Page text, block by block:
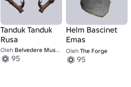
Tanduk Tanduk
Rusa
Oleh Belvedere Museum
95
Helm Bascinet
Emas
Oleh The Forgeᅠ
95